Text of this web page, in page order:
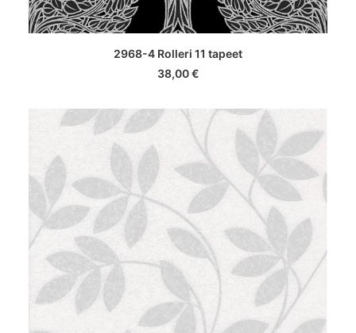
LISA KORVI
2968-4 Rolleri 11 tapeet
38,00€